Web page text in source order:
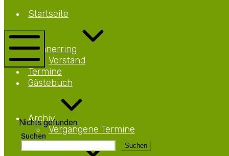
Startseite
Männerring
Vorstand
Termine
Gästebuch
Archiv
Vergangene Termine
Männerring
Netteberge
Mobile
Menü
Nichts gefunden.
Suchen
Suchen